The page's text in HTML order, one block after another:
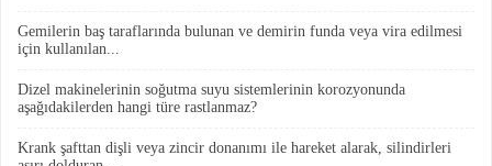
Gemilerin baş taraflarında bulunan ve demirin funda veya vira edilmesi
için kullanılan...
Dizel makinelerinin soğutma suyu sistemlerinin korozyonunda
aşağıdakilerden hangi türe rastlanmaz?
Krank şafttan dişli veya zincir donanımı ile hareket alarak, silindirleri